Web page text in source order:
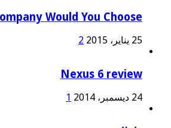
Would You Choose?
25 يناير، 2015 2
Nexus 6 review
24 ديسمبر، 2014 1